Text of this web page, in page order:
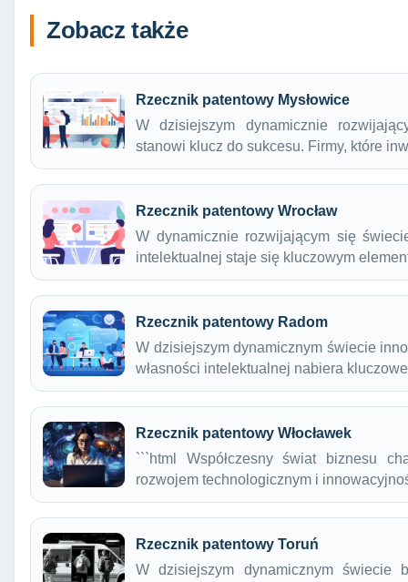
Zobacz także
Rzecznik patentowy Mysłowice
W dzisiejszym dynamicznie
stanowi klucz do sukcesu. Firmy, które
Rzecznik patentowy Wrocław
W dynamicznie rozwijającym się
intelektualnej staje się kluczowym
Rzecznik patentowy Radom
W dzisiejszym dynamicznym świecie
własności intelektualnej nabiera
Rzecznik patentowy Włocławek
```html Współczesny świat biznesu
rozwojem technologicznym i
Rzecznik patentowy Toruń
W dzisiejszym dynamicznym świecie